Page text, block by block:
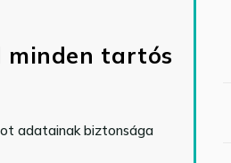
minden tartós
adatainak biztonsága